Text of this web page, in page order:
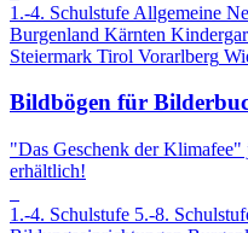
1.-4. Schulstufe Allgemeine
Burgenland Kärnten
Steiermark Tirol Vorarlberg
Bildbögen für
"Das Geschenk der
erhältlich!
1.-4. Schulstufe 5.-8.